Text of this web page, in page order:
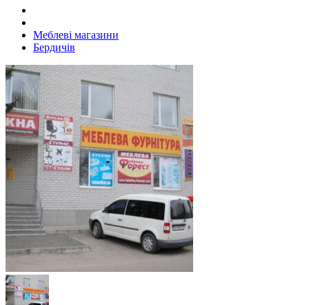
Меблеві магазини
Бердичів